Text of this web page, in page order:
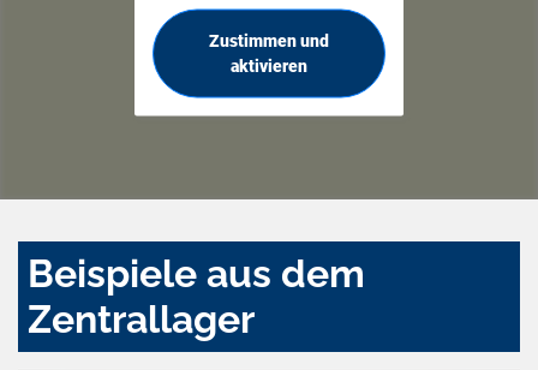
Zustimmen und
aktivieren
Beispiele aus dem
Zentrallager